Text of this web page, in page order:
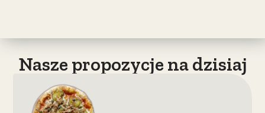
Nasze propozycje na dzisiaj